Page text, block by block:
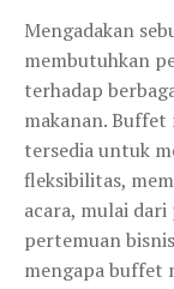
Mengadakan
membutuhkan
terhadap
makanan.
tersedia untuk
fleksibilitas,
acara, mulai
pertemuan
mengapa buffet